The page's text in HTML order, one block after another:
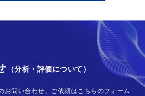
（分析・評価について）
お問い合わせ、ご依頼はこちらのフォーム